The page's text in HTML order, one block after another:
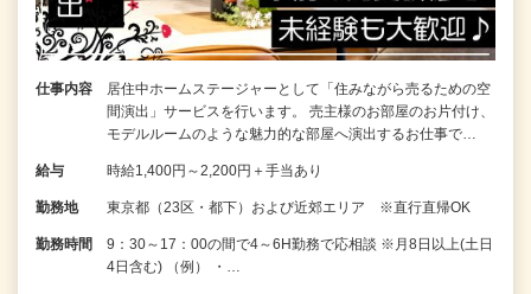
仕事内容
居住中ホームステージャーとして「住みながら売るための空
間演出」サービスを行います。 売主様のお部屋のお片付け、
モデルルームのような魅力的な部屋へ演出するお仕事で…
給与 時給1,400円～2,200円＋手当あり
勤務地 東京都（23区・都下）および近郊エリア ※直行直帰OK
勤務時間
9：30～17：00の間で4～6H勤務で応相談 ※月8日以上(土日
4日含む) （例） ・…